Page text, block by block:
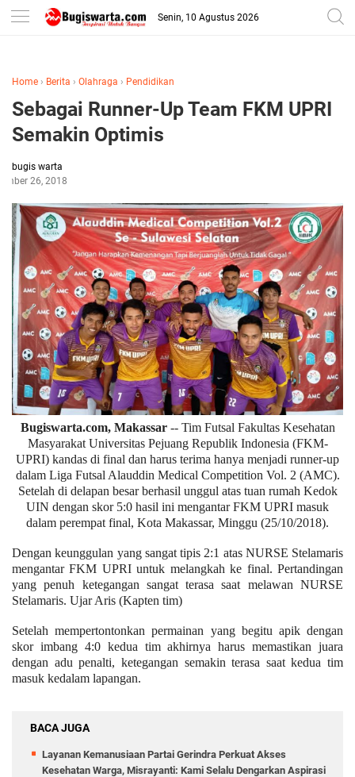
-->
Senin, 10 Agustus 2026
Home › Berita › Olahraga › Pendidikan
Sebagai Runner-Up Team FKM UPRI
Semakin Optimis
bugis warta
26, 2018
Bugiswarta.com, Makassar -- Tim Futsal Fakultas Kesehatan
Masyarakat Universitas Pejuang Republik Indonesia (FKM-
UPRI) kandas di final dan harus terima hanya menjadi runner-up
dalam Liga Futsal Alauddin Medical Competition Vol. 2 (AMC).
Setelah di delapan besar berhasil unggul atas tuan rumah Kedok
UIN dengan skor 5:0 hasil ini mengantar FKM UPRI masuk
dalam perempat final, Kota Makassar, Minggu (25/10/2018).
Dengan keunggulan yang sangat tipis 2:1 atas NURSE Stelamaris
mengantar FKM UPRI untuk melangkah ke final. Pertandingan
yang penuh ketegangan sangat terasa saat melawan NURSE
Stelamaris. Ujar Aris (Kapten tim)
Setelah mempertontonkan permainan yang begitu apik dengan
skor imbang 4:0 kedua tim akhirnya harus memastikan juara
dengan adu penalti, ketegangan semakin terasa saat kedua tim
masuk kedalam lapangan.
BACA JUGA
Layanan Kemanusiaan Partai Gerindra Perkuat Akses
Kesehatan Warga, Misrayanti: Kami Selalu Dengarkan Aspirasi